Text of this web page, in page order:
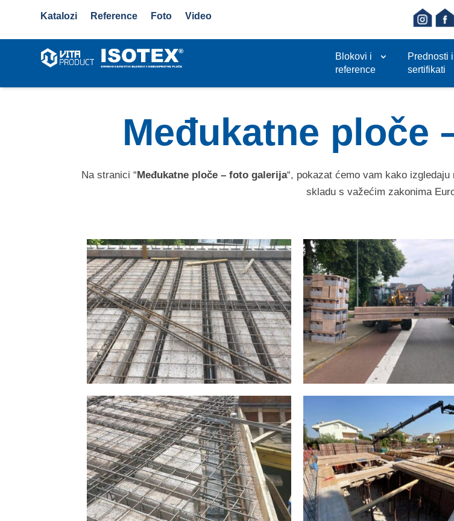
Katalozi Reference Foto Video
Blokovi i
reference
Prednosti i
sertifikati
Međukatne ploče
Na stranici “Međukatne ploče – foto galerija“, pokazat ćemo vam kako
skladu s važećim zakonima